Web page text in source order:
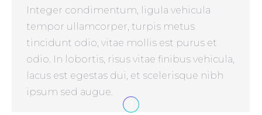
Integer condimentum, ligula vehicula
tempor ullamcorper, turpis metus
tincidunt odio, vitae mollis est purus et
odio. In lobortis, risus vitae finibus vehicula,
lacus est egestas dui, et scelerisque nibh
ipsum sed augue.